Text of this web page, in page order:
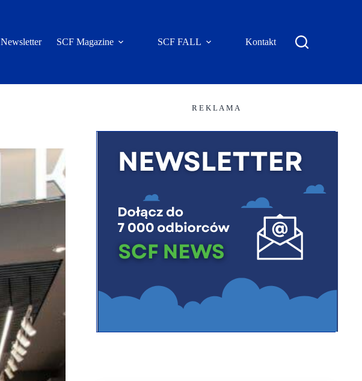
Newsletter SCF Magazine SCF FALL Kontakt
R E K L A M A